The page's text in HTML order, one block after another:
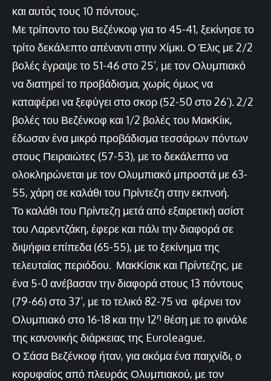
και αυτός τους 10 πόντους.
Με τρίποντο του Βεζένκοφ για το 45-41, ξεκίνησε το
τρίτο δεκάλεπτο απέναντι στην Χίμκι. Ο Έλις με 2/2
βολές έγραψε το 51-46 στο 25’, με τον Ολυμπιακό
να διατηρεί το προβάδισμα, χωρίς όμως να
καταφέρει να ξεφύγει στο σκορ (52-50 στο 26’). 2/2
βολές του Βεζένκοφ και 1/2 βολές του ΜακΚίικ,
έδωσαν ένα μικρό προβάδισμα τεσσάρων πόντων
στους Πειραιώτες (57-53), με το δεκάλεπτο να
ολοκληρώνεται με τον Ολυμπιακό μπροστά με 63-
55, χάρη σε καλάθι του Πρίντεζη στην εκπνοή.
Το καλάθι του Πρίντεζη μετά από εξαιρετική ασίστ
του Λαρεντζάκη, έφερε και πάλι την διαφορά σε
διψήφια επίπεδα (65-55), με το ξεκίνημα της
τελευταίας περιόδου. ΜακΚίσικ και Πρίντεζης, με
ένα 5-0 ανέβασαν την διαφορά στους 13 πόντους
(79-66) στο 37’, με το τελικό 82-75 να φέρνει τον
Ολυμπιακό στο 16-18 και την 12η θέση με το φινάλε
της κανονικής διάρκειας της Euroleague.
Ο Σάσα Βεζένκοφ ήταν, για ακόμα ένα παιχνίδι, ο
κορυφαίος από πλευράς Ολυμπιακού, με τον